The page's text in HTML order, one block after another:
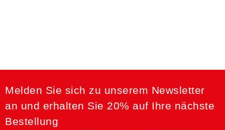
Melden Sie sich zu unserem Newsletter
an und erhalten Sie 20% auf Ihre nächste
Bestellung